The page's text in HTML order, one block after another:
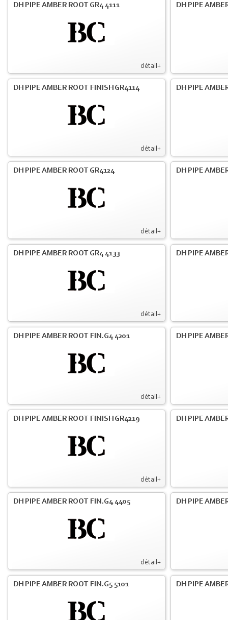
détail+
DH PIPE AMBER ROOT GR4 4111 DH PIPE
détail+
DH PIPE AMBER ROOT FINISH GR4114 DH PIPE
détail+
DH PIPE AMBER ROOT GR4124 DH PIPE
détail+
DH PIPE AMBER ROOT GR4 4133 DH PIPE
détail+
DH PIPE AMBER ROOT FIN.G4 4201 DH PIPE
détail+
DH PIPE AMBER ROOT FINISH GR4219 DH PIPE
détail+
DH PIPE AMBER ROOT FIN.G4 4405 DH PIPE
DH PIPE AMBER ROOT FIN.G5 5101 DH PIPE